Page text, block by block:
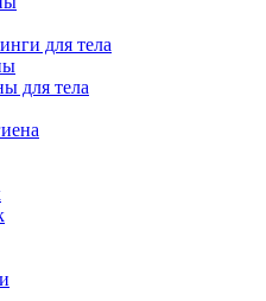
для тела
для тела